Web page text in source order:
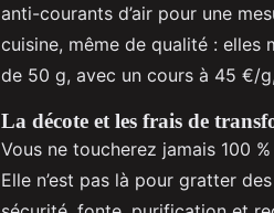
anti-courants d’air pour une
cuisine, même de qualité : elles
de 50 g, avec un cours à 45 €/
La décote et les frais de
Vous ne toucherez jamais 100
Elle n’est pas là pour gratter